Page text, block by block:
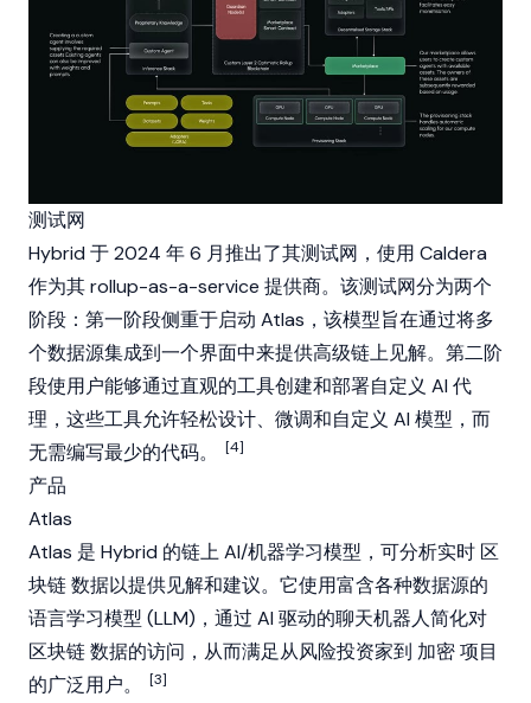
测试网
Hybrid 于 2024 年 6 月推出了其测试网，使用 Caldera
作为其 rollup-as-a-service 提供商。该测试网分为两个
阶段：第一阶段侧重于启动 Atlas，该模型旨在通过将多
个数据源集成到一个界面中来提供高级链上见解。第二阶
段使用户能够通过直观的工具创建和部署自定义 AI 代
理，这些工具允许轻松设计、微调和自定义 AI 模型，而
无需编写最少的代码。
[4]
产品
Atlas
Atlas 是 Hybrid 的链上 AI/机器学习模型，可分析实时 区
块链数据以提供见解和建议。它使用富含各种数据源的
语言学习模型 (LLM)，通过 AI 驱动的聊天机器人简化对
区块链数据的访问，从而满足从风险投资家到 加密项目
的广泛用户。
[3]